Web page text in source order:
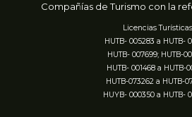
Compañías de Turismo con la
Licencias
HUTB- 005283 a HUTB-
HUTB- 007699; HUTB-
HUTB- 001468 a HUTB-
HUTB-073262 a HUTB-
HUYB- 000350 a HUTB-